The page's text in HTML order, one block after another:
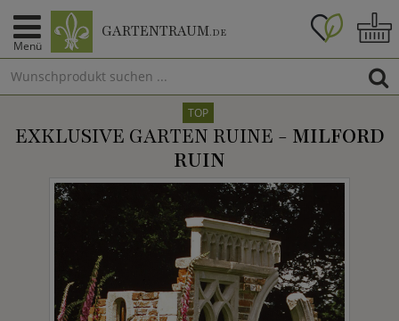
Menü
GARTENTRAUM.DE
TOP
EXKLUSIVE GARTEN RUINE - MILFORD
RUIN